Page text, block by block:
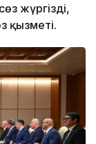
жүргізді,
қызметі.